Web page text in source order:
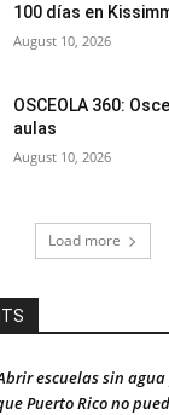
100 días en
August 10, 2026
OSCEOLA 360:
aulas
August 10, 2026
Load more
escuelas sin
Puerto Rico no